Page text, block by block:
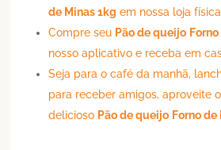
de Minas 1kg em nossa loja
Compre seu Pão de queijo
nosso aplicativo e receba em
Seja para o café da manhã,
para receber amigos, aproveite
delicioso Pão de queijo Forno de